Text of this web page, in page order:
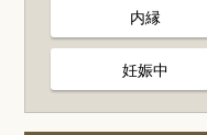
内縁
妊娠中